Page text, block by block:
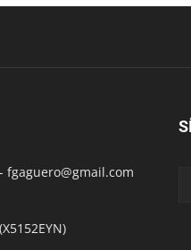
fgaguero@gmail.com